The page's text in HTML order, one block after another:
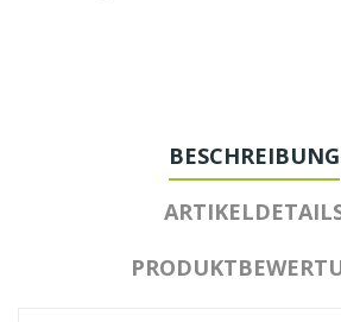
BESCHREIBUNG